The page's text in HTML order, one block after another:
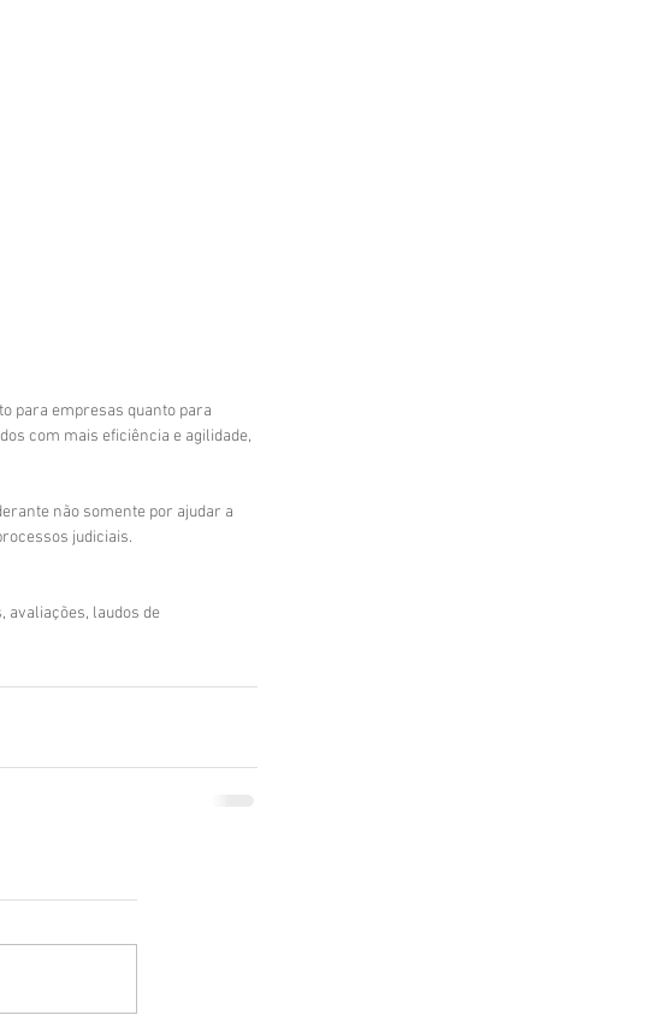
para empresas quanto para
com mais eficiência e agilidade,
não somente por ajudar a
judiciais.
avaliações, laudos de